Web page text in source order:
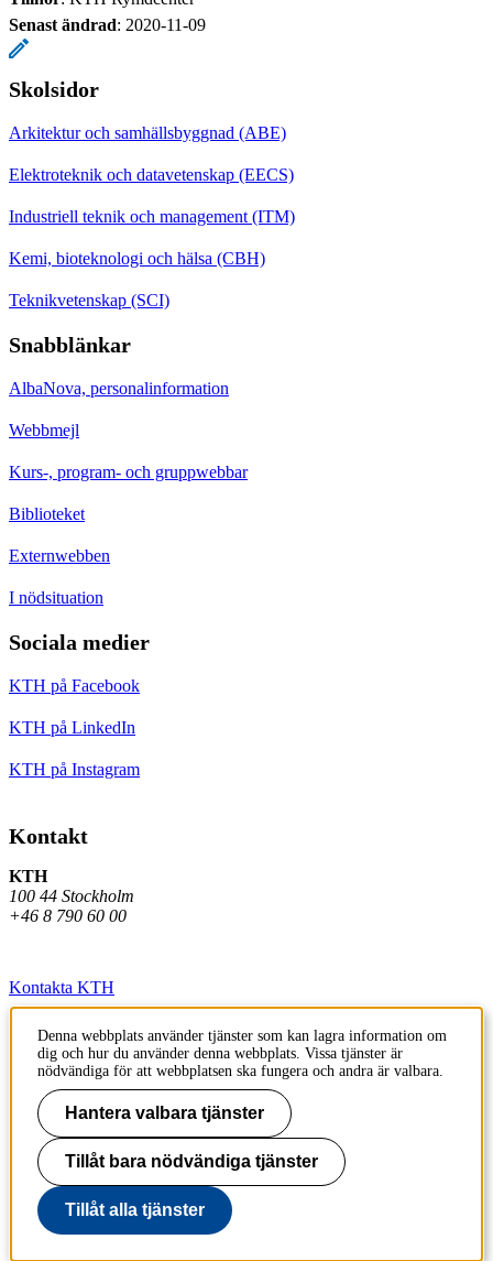
Senast ändrad: 2020-11-09
Skolsidor
Arkitektur och samhällsbyggnad (ABE)
Elektroteknik och datavetenskap (EECS)
Industriell teknik och management (ITM)
Kemi, bioteknologi och hälsa (CBH)
Teknikvetenskap (SCI)
Snabblänkar
AlbaNova, personalinformation
Webbmejl
Kurs-, program- och gruppwebbar
Biblioteket
Externwebben
I nödsituation
Sociala medier
KTH på Facebook
KTH på LinkedIn
KTH på Instagram
Kontakt
KTH
100 44 Stockholm
+46 8 790 60 00
Kontakta KTH
Jobba på KTH
Press och media
Faktura och betalning KTH
Om KTH:s webbplatser
Tillgänglighetsredogörelse
Denna webbplats använder tjänster som kan lagra information om
dig och hur du använder denna webbplats. Vissa tjänster är
nödvändiga för att webbplatsen ska fungera och andra är valbara.
Hantera valbara tjänster
Tillåt bara nödvändiga tjänster
Tillåt alla tjänster